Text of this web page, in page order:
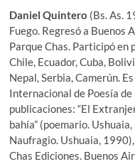
Daniel Quintero (Bs. As.
Fuego. Regresó a Buenos
Parque Chas. Participó en
Chile, Ecuador, Cuba,
Nepal, Serbia, Camerún.
Internacional de Poesía de
publicaciones: “El
bahía” (poemario.
Naufragio. Ushuaia,
Chas Ediciones. Buenos